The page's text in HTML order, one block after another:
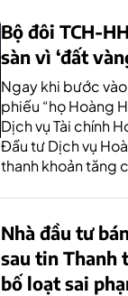
Bộ đôi TCH-
sàn vì ‘đất
Ngay khi bước
phiếu “họ Hoàng
Dịch vụ Tài chính
Đầu tư Dịch vụ
thanh khoản tăng
Nhà đầu tư
sau tin Thanh
bố loạt sai